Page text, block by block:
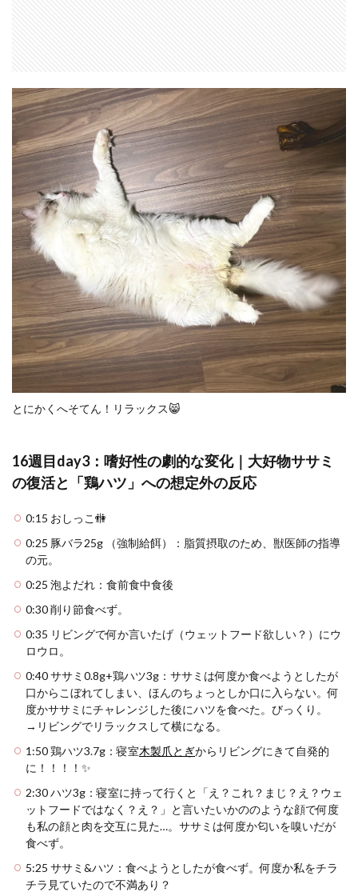
とにかくへそてん！リラックス😸
16週目day3：嗜好性の劇的な変化｜大好物ササミ
の復活と「鶏ハツ」への想定外の反応
0:15 おしっこ🚻
0:25 豚バラ25g （強制給餌）：脂質摂取のため、獣医師の指導
の元。
0:25 泡よだれ：食前食中食後
0:30 削り節食べず。
0:35 リビングで何か言いたげ（ウェットフード欲しい？）にウ
ロウロ。
0:40 ササミ0.8g+鶏ハツ3g：ササミは何度か食べようとしたが
口からこぼれてしまい、ほんのちょっとしか口に入らない。何
度かササミにチャレンジした後にハツを食べた。びっくり。
→リビングでリラックスして横になる。
1:50 鶏ハツ3.7g：寝室木製爪とぎからリビングにきて自発的
に！！！！✨
2:30 ハツ3g：寝室に持って行くと「え？これ？まじ？え？ウェ
ットフードではなく？え？」と言いたいかののような顔で何度
も私の顔と肉を交互に見た…。ササミは何度か匂いを嗅いだが
食べず。
5:25 ササミ&ハツ：食べようとしたが食べず。何度か私をチラ
チラ見ていたので不満あり？